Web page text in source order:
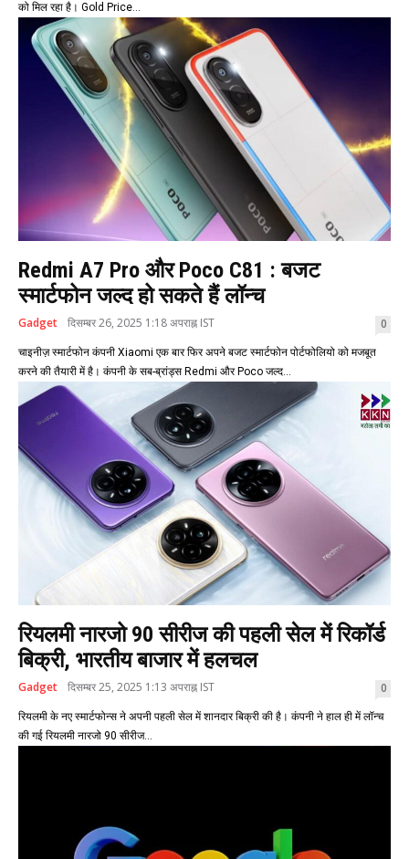
को मिल रहा है। Gold Price...
Redmi A7 Pro और Poco C81 : बजट
स्मार्टफोन जल्द हो सकते हैं लॉन्च
Gadget दिसम्बर 26, 2025 1:18 अपराह्न IST 0
चाइनीज़ स्मार्टफोन कंपनी Xiaomi एक बार फिर अपने बजट स्मार्टफोन पोर्टफोलियो को मजबूत
करने की तैयारी में है। कंपनी के सब-ब्रांड्स Redmi और Poco जल्द...
रियलमी नारजो 90 सीरीज की पहली सेल में रिकॉर्ड
बिक्री, भारतीय बाजार में हलचल
Gadget दिसम्बर 25, 2025 1:13 अपराह्न IST 0
रियलमी के नए स्मार्टफोन्स ने अपनी पहली सेल में शानदार बिक्री की है। कंपनी ने हाल ही में लॉन्च
की गई रियलमी नारजो 90 सीरीज...